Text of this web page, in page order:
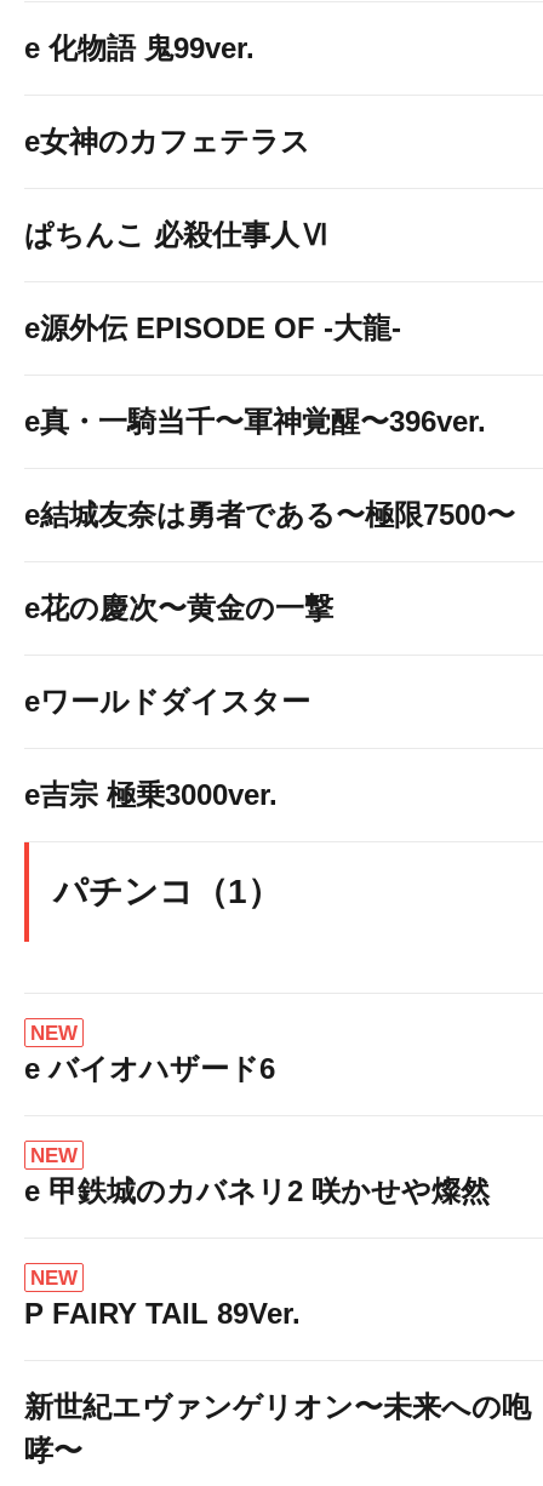
e 化物語 鬼99ver.
e女神のカフェテラス
ぱちんこ 必殺仕事人Ⅵ
e源外伝 EPISODE OF -大龍-
e真・一騎当千〜軍神覚醒〜396ver.
e結城友奈は勇者である〜極限7500〜
e花の慶次〜黄金の一撃
eワールドダイスター
e吉宗 極乗3000ver.
パチンコ（1）
NEW
e バイオハザード6
NEW
e 甲鉄城のカバネリ2 咲かせや燦然
NEW
P FAIRY TAIL 89Ver.
新世紀エヴァンゲリオン〜未来への咆
哮〜